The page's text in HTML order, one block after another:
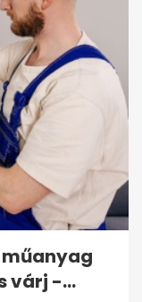
műanyag
várj -...